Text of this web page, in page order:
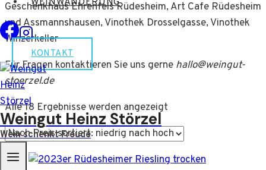
WEINWANDERUNG
KONTAKT
Weingut Heinz Störzel
Wein schenkt Freude
Geschenkhaus Ehrenfels Rüdesheim, Art Cafe Rüdesheim
und Assmannshausen, Vinothek Drosselgasse, Vinothek
Winzerkeller
Für Fragen kontaktieren Sie uns gerne hallo@weingut-
stoerzel.de
Alle 18 Ergebnisse werden angezeigt
Preis
sortiert:
aufsteigend